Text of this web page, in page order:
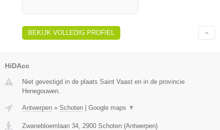
BEKIJK VOLLEDIG PROFIEL
HiDAcc
Niet gevestigd in de plaats Saint Vaast en in de provincie
Henegouwen.
Antwerpen » Schoten | Google maps ▼
Zwanebloemlaan 34 2900 Schoten (Antwerpen)